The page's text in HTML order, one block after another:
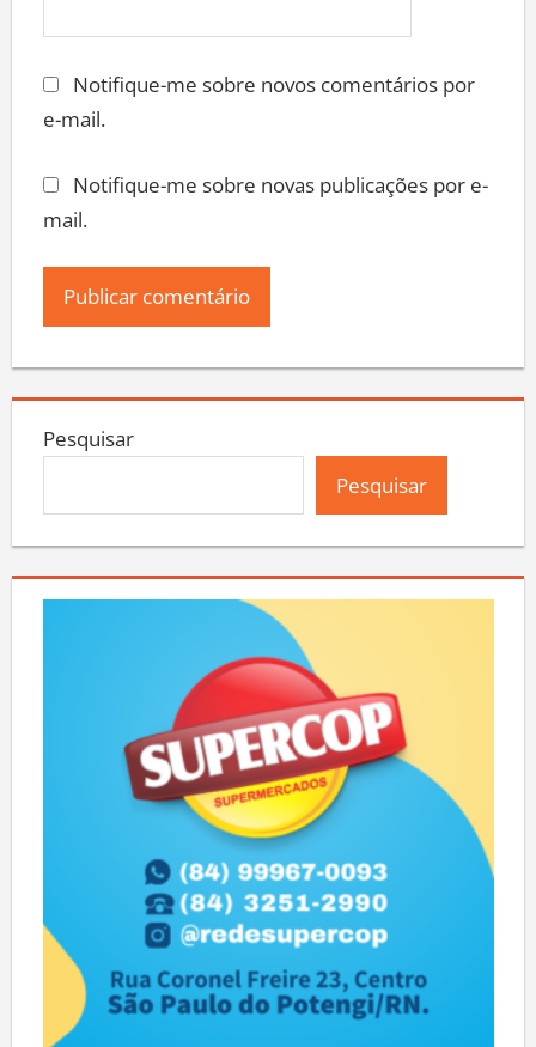
Notifique-me sobre novos comentários por
e-mail.
Notifique-me sobre novas publicações por e-
mail.
Pesquisar
Pesquisar